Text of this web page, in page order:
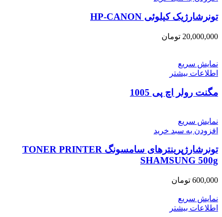
تونرشارژیک کیلوئی HP-CANON
20,000,000 تومان
نمایش سریع
اطلاعات بیشتر
مگنت رولر اچ پی 1005
نمایش سریع
افزودن به سبد خرید
تونرشارژپرینترهای سامسونگ TONER PRINTER
SHAMSUNG 500g
600,000 تومان
نمایش سریع
اطلاعات بیشتر